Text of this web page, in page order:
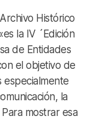
Histórico
la IV ´Edición
de Entidades
el objetivo de
la
mostrar esa